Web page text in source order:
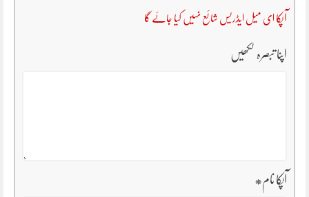
آپکا ای میل ایڈریس شائع نہیں کیا جائے گا
اپنا تبصرہ لکھیں
آپکا نام*